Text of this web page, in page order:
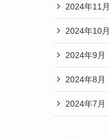
2024年11月
2024年10月
2024年9月
2024年8月
2024年7月